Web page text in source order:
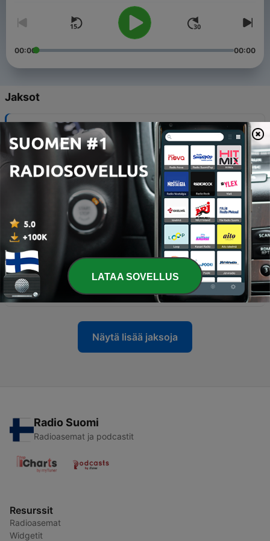
00:00 00:00
Jaksot
- 10. Akihabaran verilöyly
14 huhtik. 2023
10 - 9. Setagayan neloismurha
09 huhtik. 2023
8. Futoshi Matsunaga
31 maalisk. 2023
8 - 7. Inokashira puiston paloittelusurma
17 maalisk. 2023
7 - 6. Satoshi Uematsu
10 maalisk. 2023
Näytä lisää jaksoja
Radio Suomi
Radioasemat ja podcastit
Resurssit
Radioasemat
Widgetit
LATAA SOVELLUS